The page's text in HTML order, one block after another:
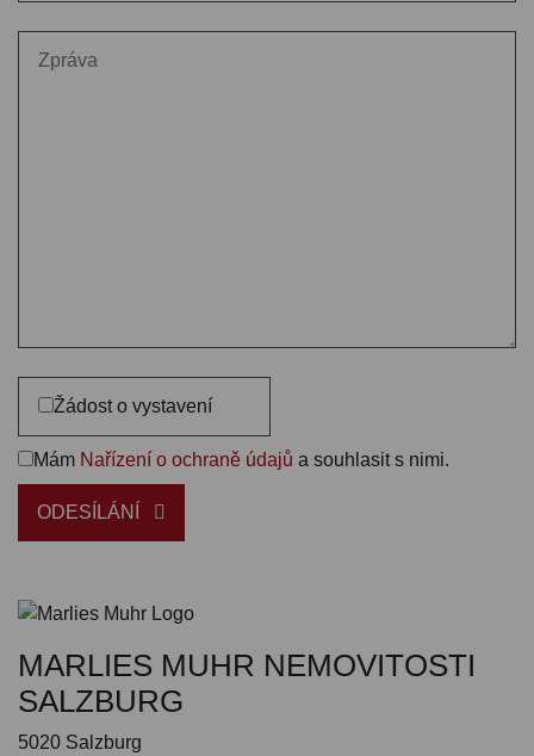
Žádost o vystavení
Mám Nařízení o ochraně údajů a souhlasit s nimi.
ODESÍLÁNÍ
MARLIES MUHR NEMOVITOSTI
SALZBURG
5020 Salzburg